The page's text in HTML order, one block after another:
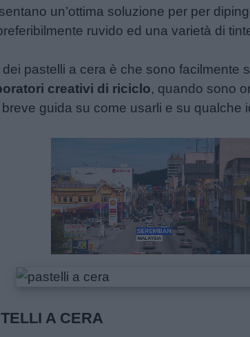
un’ottima soluzione per per
ruvido ed una varietà di
pastelli a cera è che sono facilmente
creativi di riciclo, quando sono
guida su come usarli e su qualche
Unmute
24.77%
A CERA